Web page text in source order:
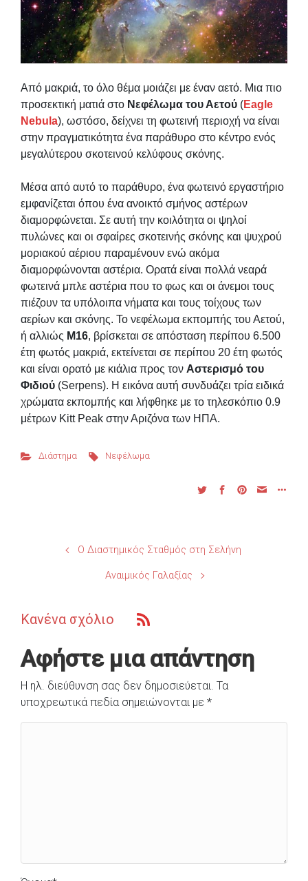
Από μακριά, το όλο θέμα μοιάζει με έναν αετό. Μια πιο
προσεκτική ματιά στο Νεφέλωμα του Αετού (Eagle
Nebula), ωστόσο, δείχνει τη φωτεινή περιοχή να είναι
στην πραγματικότητα ένα παράθυρο στο κέντρο ενός
μεγαλύτερου σκοτεινού κελύφους σκόνης.
Μέσα από αυτό το παράθυρο, ένα φωτεινό εργαστήριο
εμφανίζεται όπου ένα ανοικτό σμήνος αστέρων
διαμορφώνεται. Σε αυτή την κοιλότητα οι ψηλοί
πυλώνες και οι σφαίρες σκοτεινής σκόνης και ψυχρού
μοριακού αέριου παραμένουν ενώ ακόμα
διαμορφώνονται αστέρια. Ορατά είναι πολλά νεαρά
φωτεινά μπλε αστέρια που το φως και οι άνεμοι τους
πιέζουν τα υπόλοιπα νήματα και τους τοίχους των
αερίων και σκόνης. Το νεφέλωμα εκπομπής του Αετού,
ή αλλιώς M16, βρίσκεται σε απόσταση περίπου 6.500
έτη φωτός μακριά, εκτείνεται σε περίπου 20 έτη φωτός
και είναι ορατό με κιάλια προς τον Αστερισμό του
Φιδιού (Serpens). Η εικόνα αυτή συνδυάζει τρία ειδικά
χρώματα εκπομπής και λήφθηκε με το τηλεσκόπιο 0.9
μέτρων Kitt Peak στην Αριζόνα των ΗΠΑ.
Διάστημα Νεφέλωμα
Ο Διαστημικός Σταθμός στη Σελήνη
Αναιμικός Γαλαξίας
Κανένα σχόλιο
Αφήστε μια απάντηση
Η ηλ. διεύθυνση σας δεν δημοσιεύεται. Τα
υποχρεωτικά πεδία σημειώνονται με *